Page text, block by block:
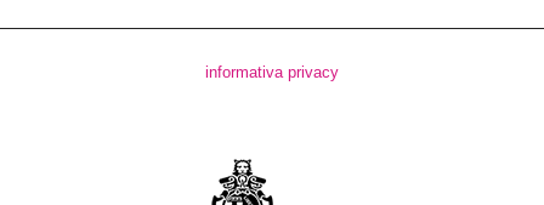
informativa privacy